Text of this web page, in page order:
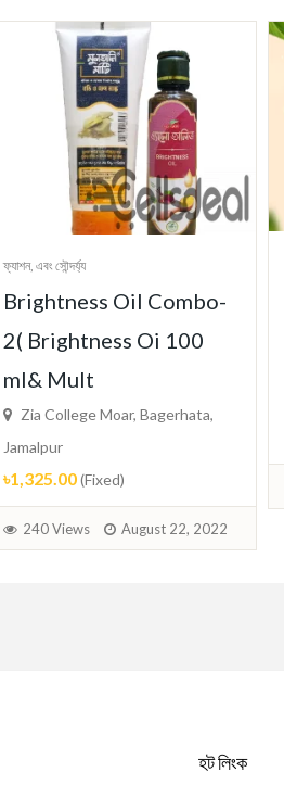
ফ্যাশন, এবং সৌন্দর্য্য
Brightness Oil Combo-
2( Brightness Oi 100
ml& Mult
Zia College Moar, Bagerhata,
Jamalpur
৳1,325.00(Fixed)
240 Views August 22, 2022
হট লিংক